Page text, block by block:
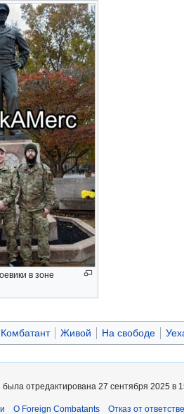
в зоне
Комбатант Живой На свободе
отредактирована 27 сентября 2025 в
О Foreign Combatants Отказ от